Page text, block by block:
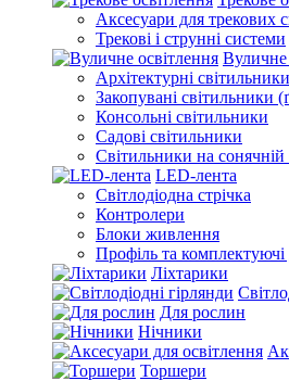
Аксесуари для трекових
Трекові і струнні системи
Вуличне
Архітектурні світильники
Закопувані світильники
Консольні світильники
Садові світильники
Світильники на сонячній
LED-лента
Світлодіодна стрічка
Контролери
Блоки живлення
Профіль та
Ліхтарики
Для рослин
Нічники
Торшери